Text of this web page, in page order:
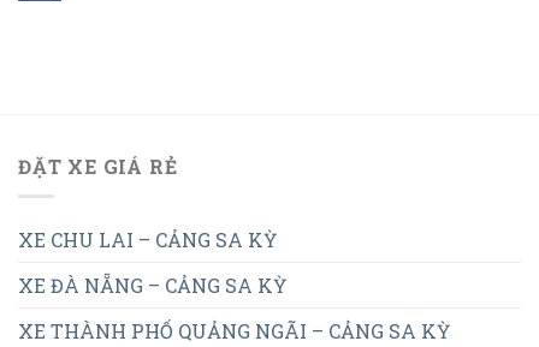
ĐẶT XE GIÁ RẺ
XE CHU LAI – CẢNG SA KỲ
XE ĐÀ NẴNG – CẢNG SA KỲ
XE THÀNH PHỐ QUẢNG NGÃI – CẢNG SA KỲ